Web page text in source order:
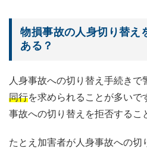
物損事故の人身切り替え
ある？
人身事故への切り替え手続きで
同行を求められることが多いで
事故への切り替えを拒否するこ
たとえ加害者が人身事故への切